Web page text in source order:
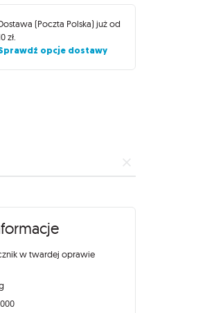
(Poczta Polska) już od
zł.
opcje dostawy
w twardej oprawie